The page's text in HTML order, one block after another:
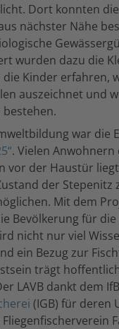
Dort konnten
nächster Nähe
wurden dazu die
Kinder erfahren,
auszeichnet und
war die
. Vielen
vor der Haustür
der Stepenitz
Mit dem
Bevölkerung für
nicht nur viel
ein Bezug zur
trägt
LAVB dankt dem
(IGB) für deren